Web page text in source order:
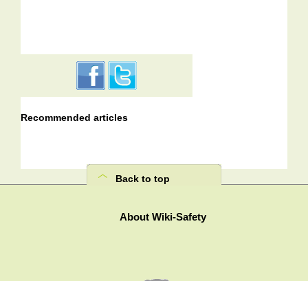
Recommended articles
Back to top
About Wiki-Safety